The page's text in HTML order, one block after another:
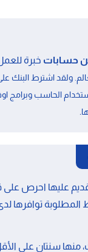
حسابات خبرة
ولقد اشترط البنك
الحاسب وبرامج
.
عليها احرص على
توافرها
عن 3–5 سنوات، منها